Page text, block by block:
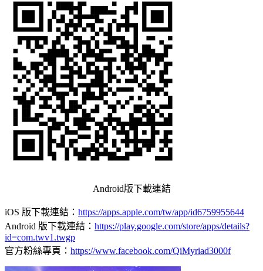
Android版下載連結
iOS 版下載連結： https://apps.apple.com/tw/app/id6759955644
Android 版下載連結： https://play.google.com/store/apps/details?
id=com.twv1.twgp
官方粉絲專頁： https://www.facebook.com/QiMyriad3000f